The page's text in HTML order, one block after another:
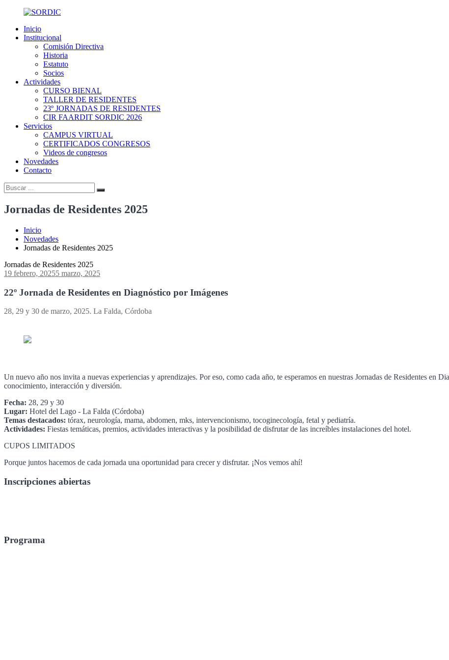
content
SORDIC
Sociedad
Radiología
Diagnóstico
Inicio
Institucional
Comisión Directiva
Historia
Estatuto
Socios
Actividades
CURSO BIENAL
TALLER DE RESIDENTES
23º JORNADAS DE RESIDENTES
CIR FAARDIT SORDIC 2026
Servicios
CAMPUS VIRTUAL
CERTIFICADOS CONGRESOS
Videos de congresos
Novedades
Contacto
Buscar:
Buscar
Jornadas de Residentes 2025
Inicio
Novedades
Jornadas de Residentes 2025
Jornadas de Residentes 2025
19 febrero, 20255 marzo, 2025
22º Jornada de Residentes en Diagnóstico por Imágenes
28, 29 y 30 de marzo, 2025. La Falda, Córdoba
Un nuevo año nos invita a nuevas experiencias y aprendizajes. Por eso, como cada año, te esperamos en nuestras Jornadas de Residentes en
conocimiento, interacción y diversión.
Fecha: 28, 29 y 30
Lugar: Hotel del Lago - La Falda (Córdoba)
Temas destacados: tórax, neurología, mama, abdomen, mks, intervencionismo, tocoginecología, fetal y pediatría.
Actividades: Fiestas temáticas, premios, actividades interactivas y la posibilidad de disfrutar de las increíbles instalaciones del hotel.
CUPOS LIMITADOS
Porque juntos hacemos de cada jornada una oportunidad para crecer y disfrutar. ¡Nos vemos ahí!
Inscripciones abiertas
Programa